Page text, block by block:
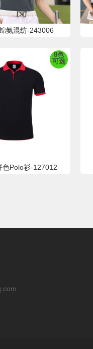
氨混纺-243006
8色
可选
色Polo衫-127012